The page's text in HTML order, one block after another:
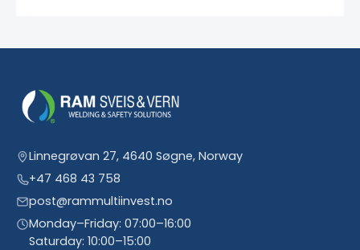
Linnegrøvan 27, 4640 Søgne, Norway
+47 468 43 758
post@rammultiinvest.no
Monday–Friday: 07:00–16:00
Saturday: 10:00–15:00